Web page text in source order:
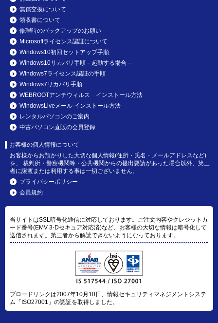
無償交換について
領収書について
修理時のバックアップのお願い
Microsoftライセンス認証について
Windows10初回セットアップ手順
Windows10リカバリ手順－起動する場合－
Windows7ライセンス認証の手順
Windows7リカバリ手順
WEBROOTアンチウィルス インストール方法
WindowsLiveメール インストール方法
レンタルパソコンのご案内
中古パソコン直販の会員登録
お客様の個人情報について
お客様からお預かりした大切な個人情報(住所・氏名・メールアドレスなど)
を、 裁判所・警察機関等・公共機関からの提出要請があった場合以外、第三
者に譲渡または利用する事は一切ございません。
プライバシーポリシー
会員規約
当サイトはSSL暗号化通信に対応しております。ご注文内容やクレジットカ
ード番号(EMV 3-Dセキュア対応済)など、お客様の大切な情報は暗号化して
送信されます。第三者から解読できないようになっております。
ブロードリンクは2007年10月10日、情報セキュリティマネジメントシステ
ム「ISO27001」の認証を取得しました。